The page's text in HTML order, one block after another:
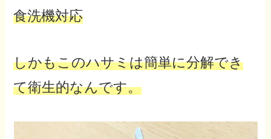
食洗機対応
しかもこのハサミは簡単に分解でき
て衛生的なんです。